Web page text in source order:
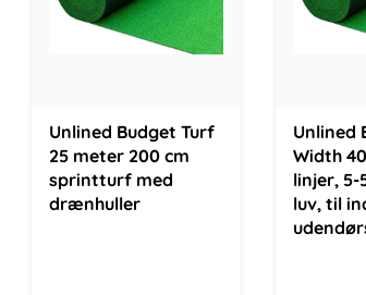
Unlined Budget Turf
25 meter 200 cm
sprintturf med
drænhuller
Unlined
Width
linjer, 5-
luv, til